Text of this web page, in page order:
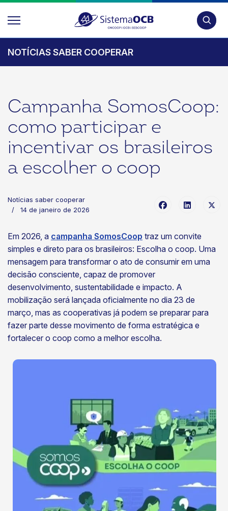
NOTÍCIAS SABER COOPERAR
Campanha SomosCoop:
como participar e
incentivar os brasileiros
a escolher o coop
Notícias saber cooperar
14 de janeiro de 2026
Em 2026, a campanha SomosCoop traz um convite
simples e direto para os brasileiros: Escolha o coop. Uma
mensagem para transformar o ato de consumir em uma
decisão consciente, capaz de promover
desenvolvimento, sustentabilidade e impacto. A
mobilização será lançada oficialmente no dia 23 de
março, mas as cooperativas já podem se preparar para
fazer parte desse movimento de forma estratégica e
fortalecer o coop como a melhor escolha.